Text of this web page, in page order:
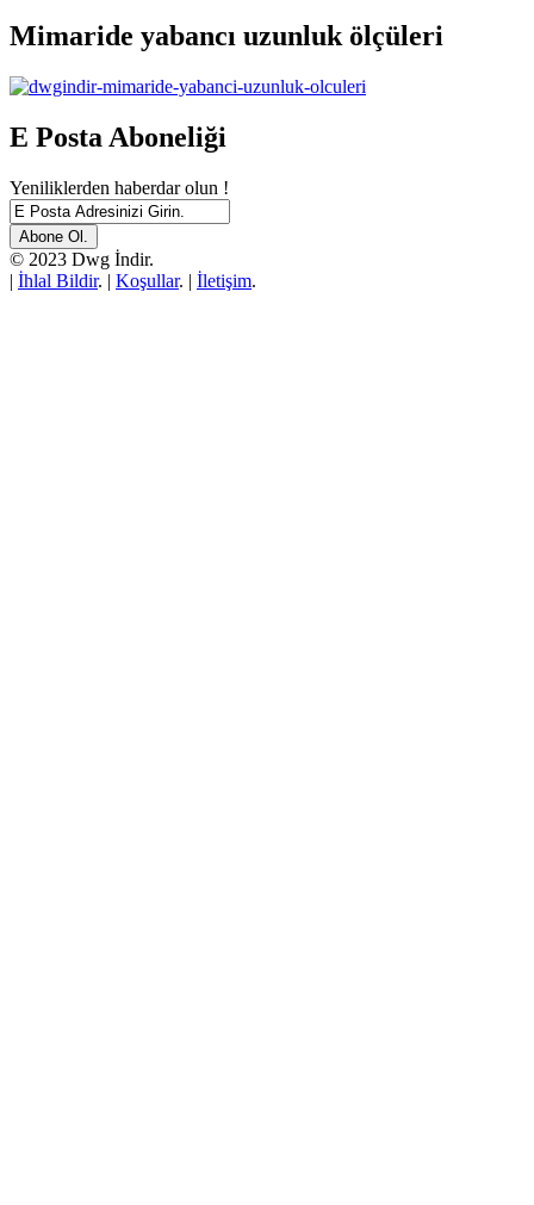
Mimaride yabancı uzunluk ölçüleri
E Posta Aboneliği
Yeniliklerden haberdar olun !
© 2023 Dwg İndir.
| İhlal Bildir. | Koşullar. | İletişim.